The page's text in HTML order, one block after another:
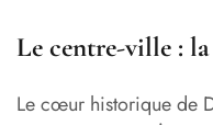
Le centre-ville :
Le cœur historique de